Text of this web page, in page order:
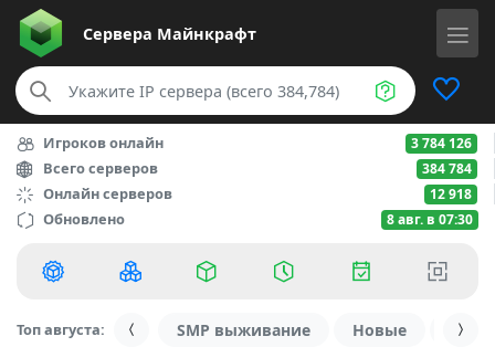
Сервера Майнкрафт
Игроков онлайн 3 784 126
Всего серверов 384 784
Онлайн серверов 12 918
Обновлено 8 авг. в 07:30
Топ августа: SMP выживание Новые С